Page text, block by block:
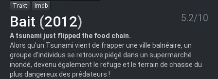
Trakt Imdb
Bait (2012) 5.2/10
A tsunami just flipped the food chain.
Alors qu'un Tsunami vient de frapper une ville balnéaire, un
groupe d'individus se retrouve piégé dans un supermarché
inondé, devenu également le refuge et le terrain de chasse du
plus dangereux des prédateurs !